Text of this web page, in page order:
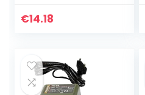
Hoek voor Scooter
€14.18